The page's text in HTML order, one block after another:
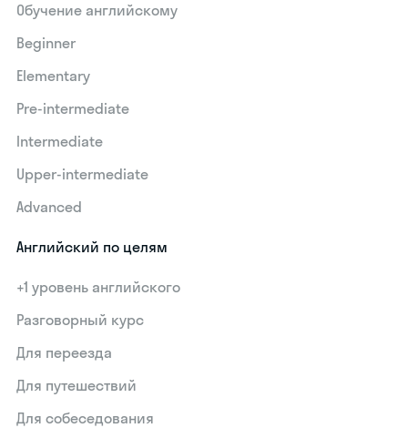
Обучение английскому
Beginner
Elementary
Pre-intermediate
Intermediate
Upper-intermediate
Advanced
Английский по целям
+1 уровень английского
Разговорный курс
Для переезда
Для путешествий
Для собеседования